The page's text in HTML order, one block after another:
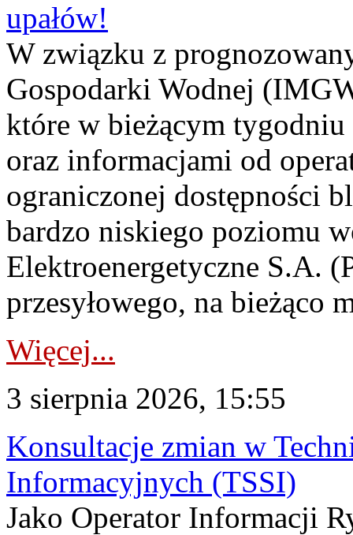
upałów!
W związku z
Gospodarki Wodnej
które w bieżącym tygodniu
oraz informacjami od
ograniczonej dostępności
bardzo niskiego poziomu
Elektroenergetyczne S.A.
przesyłowego, na bieżąco
Więcej...
3 sierpnia 2026, 15:55
Konsultacje zmian w
Informacyjnych (TSSI)
Jako Operator Informacji